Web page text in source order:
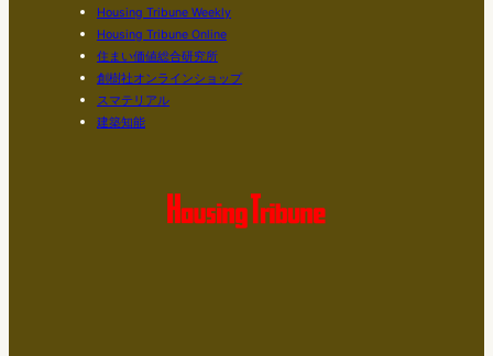
Housing Tribune Weekly
Housing Tribune Online
住まい価値総合研究所
創樹社オンラインショップ
スマテリアル
建築知能